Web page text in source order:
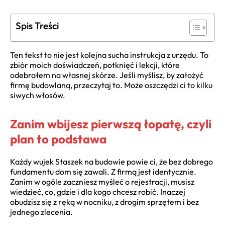
Spis Treści
Ten tekst to nie jest kolejna sucha instrukcja z urzędu. To
zbiór moich doświadczeń, potknięć i lekcji, które
odebrałem na własnej skórze. Jeśli myślisz, by założyć
firmę budowlaną, przeczytaj to. Może oszczędzi ci to kilku
siwych włosów.
Zanim wbijesz pierwszą łopatę, czyli
plan to podstawa
Każdy wujek Staszek na budowie powie ci, że bez dobrego
fundamentu dom się zawali. Z firmą jest identycznie.
Zanim w ogóle zaczniesz myśleć o rejestracji, musisz
wiedzieć, co, gdzie i dla kogo chcesz robić. Inaczej
obudzisz się z ręką w nocniku, z drogim sprzętem i bez
jednego zlecenia.